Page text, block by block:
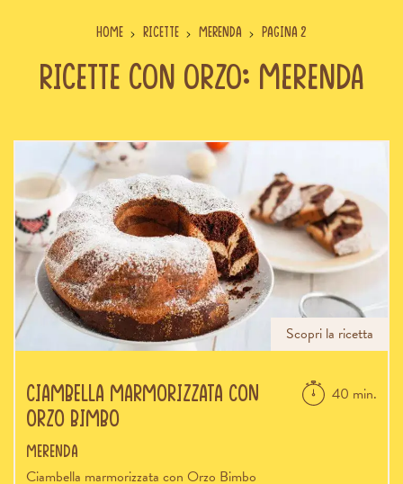
Home Ricette Merenda Pagina 2
Ricette con orzo: Merenda
Scopri la ricetta
Ciambella marmorizzata con
Orzo Bimbo
Merenda
40 min.
Ciambella marmorizzata con Orzo Bimbo